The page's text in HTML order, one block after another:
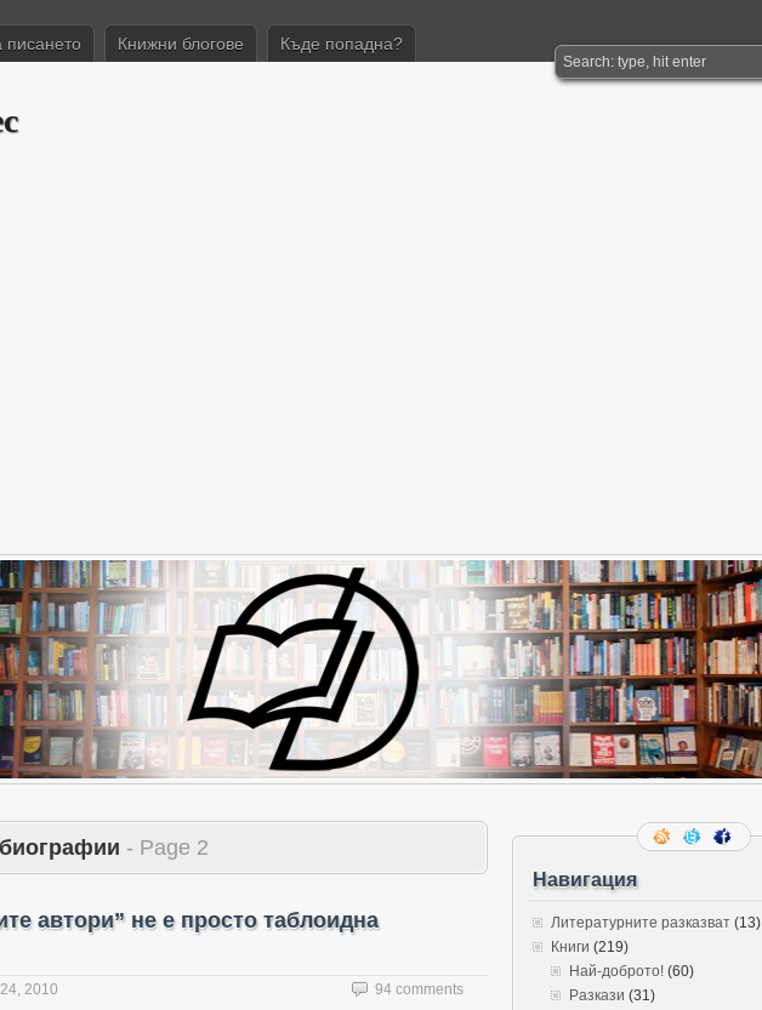
писането Книжни блогове Къде попадна?
- Page 2
автори” не е просто таблоидна
2010 94 comments
Навигация
Литературните разказват (13)
Книги (219)
Най-доброто! (60)
Разкази (31)